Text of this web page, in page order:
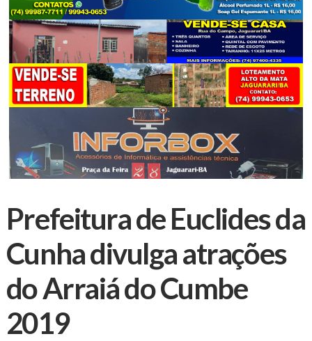
Prefeitura de Euclides da
Cunha divulga atrações
do Arraiá do Cumbe
2019